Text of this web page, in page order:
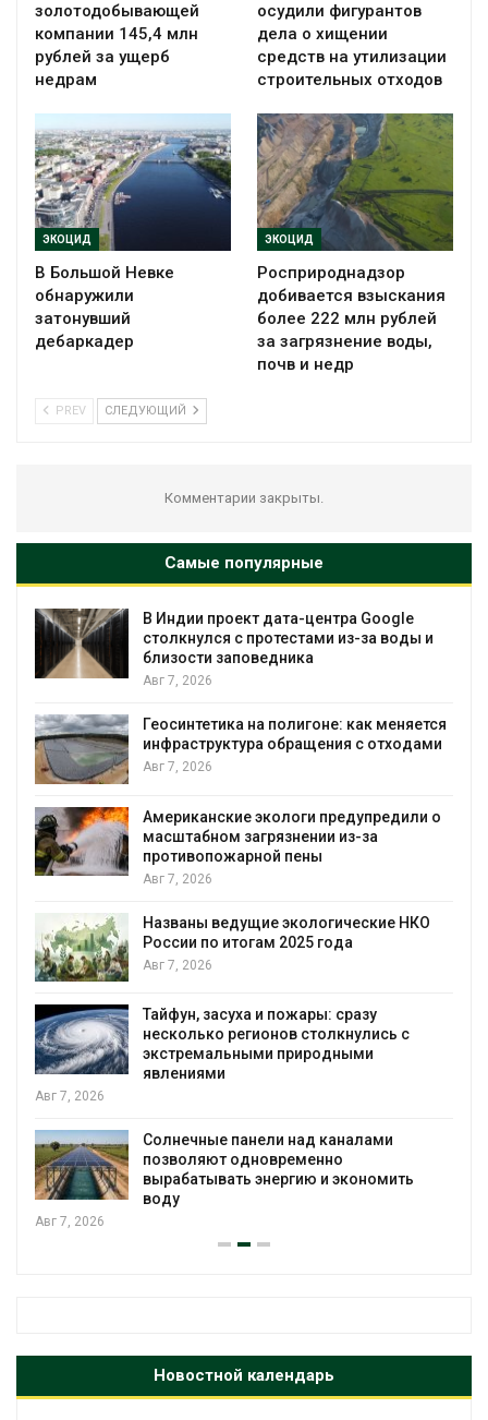
золотодобывающей
компании 145,4 млн
рублей за ущерб
недрам
осудили фигурантов
дела о хищении
средств на утилизации
строительных отходов
ЭКОЦИД
В Большой Невке
обнаружили
затонувший
дебаркадер
ЭКОЦИД
Росприроднадзор
добивается взыскания
более 222 млн рублей
за загрязнение воды,
почв и недр
PREV СЛЕДУЮЩИЙ
Комментарии закрыты.
Самые популярные
и
о
Дождевая вода с крыш может
городам переживать жару
Авг 7, 2026
строительство мусорных объектов и
уборку контейнерных площадок
Авг 7, 2026
Панамский канал вновь ограничивает
загрузку судов из-за дефицита
воды
Авг 6, 2026
В китайской провинции Шэньси из-за
паводков эвакуировали более 140
человек
МЕГА и ВкусВилл установили
экообменники для сбора вторсырья
Авг 6, 2026
воду из воздуха с помощью ветра
Авг 6, 2026
Новостной календарь